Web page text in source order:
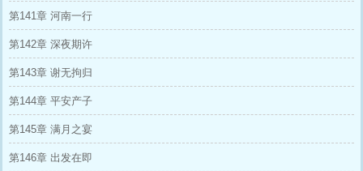
第141章 河南一行
第142章 深夜期许
第143章 谢无拘归
第144章 平安产子
第145章 满月之宴
第146章 出发在即